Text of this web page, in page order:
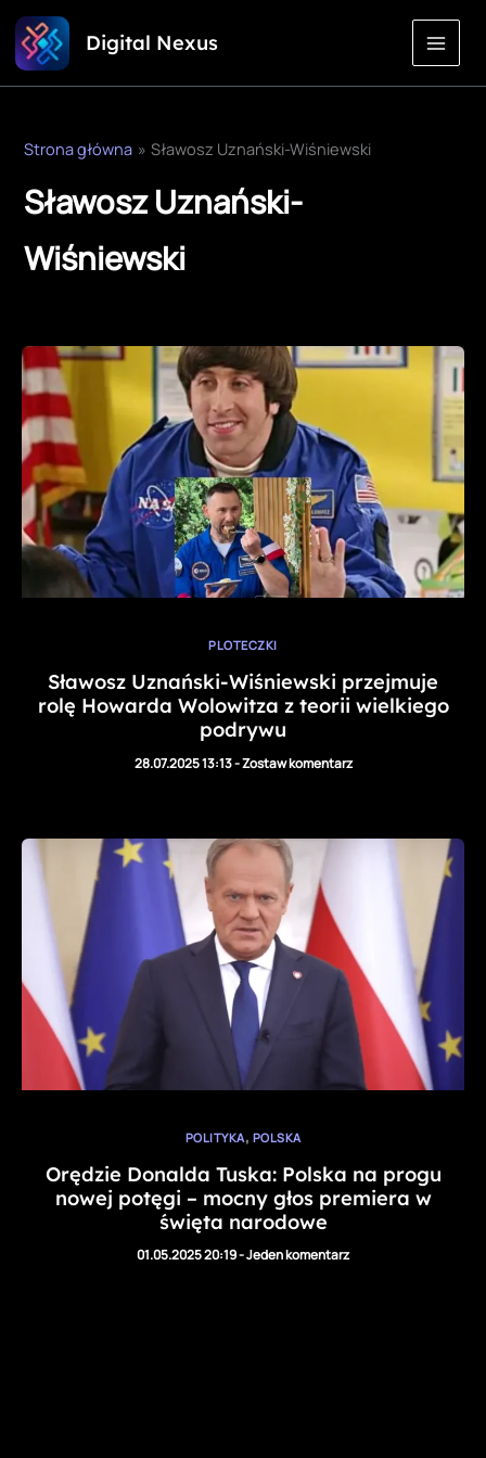
Przejdź
do
treści
Digital Nexus
Strona główna Sławosz Uznański-Wiśniewski
Sławosz Uznański-
Wiśniewski
PLOTECZKI
Sławosz Uznański-Wiśniewski przejmuje
rolę Howarda Wolowitza z teorii wielkiego
podrywu
28.07.2025 13:13-Zostaw komentarz
POLITYKA, POLSKA
Orędzie Donalda Tuska: Polska na progu
nowej potęgi – mocny głos premiera w
święta narodowe
01.05.2025 20:19-Jeden komentarz